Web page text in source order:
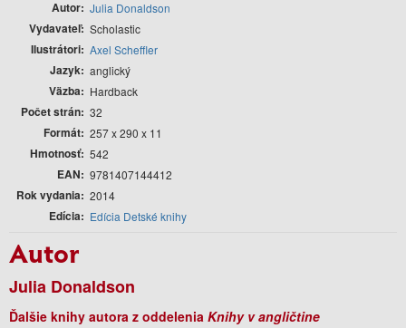
Autor Julia Donaldson
Vydavateľ Scholastic
Ilustrátori Axel Scheffler
Jazyk anglický
Väzba Hardback
Počet strán 32
Formát 257 x 290 x 11
Hmotnosť 542
EAN 9781407144412
Rok vydania 2014
Edícia Edícia Detské knihy
Autor
Julia Donaldson
Ďalšie knihy autora z oddelenia Knihy v angličtine